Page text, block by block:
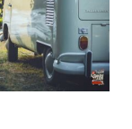
Août 10
108
0